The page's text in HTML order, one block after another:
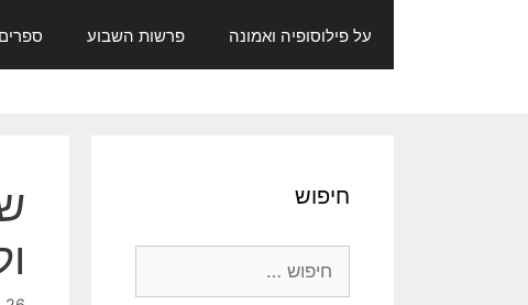
על פילוסופיה ואמונה פרשות השבוע ספרים
חיפוש